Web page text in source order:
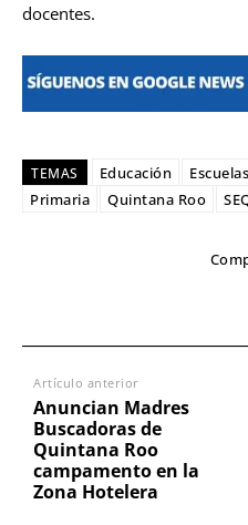
docentes.
TEMAS Educación Escuelas
Primaria
Quintana Roo
Artículo anterior
Anuncian Madres
Buscadoras de
Quintana Roo
campamento en la
Zona Hotelera